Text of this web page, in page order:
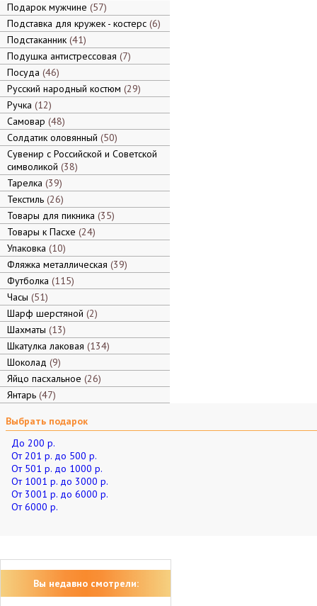
Подарок мужчине 57
Подставка для кружек - костерс 6
Подстаканник 41
Подушка антистрессовая 7
Посуда 46
Русский народный костюм 29
Ручка 12
Самовар 48
Солдатик оловянный 50
Сувенир с Российской и Советской
символикой 38
Тарелка 39
Текстиль 26
Товары для пикника 35
Товары к Пасхе 24
Упаковка 10
Фляжка металлическая 39
Футболка 115
Часы 51
Шарф шерстяной 2
Шахматы 13
Шкатулка лаковая 134
Шоколад 9
Яйцо пасхальное 26
Янтарь 47
Выбрать подарок
До 200 р.
От 201 р. до 500 р.
От 501 р. до 1000 р.
От 1001 р. до 3000 р.
От 3001 р. до 6000 р.
От 6000 р.
Вы недавно смотрели: